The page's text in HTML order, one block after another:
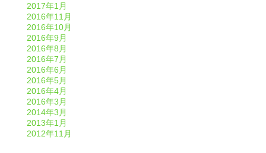
2017年1月
2016年11月
2016年10月
2016年9月
2016年8月
2016年7月
2016年6月
2016年5月
2016年4月
2016年3月
2014年3月
2013年1月
2012年11月